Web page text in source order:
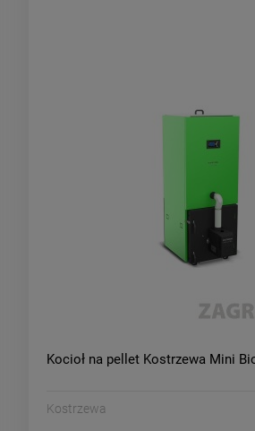
Kocioł na pellet Kostrzewa Mini
Kostrzewa